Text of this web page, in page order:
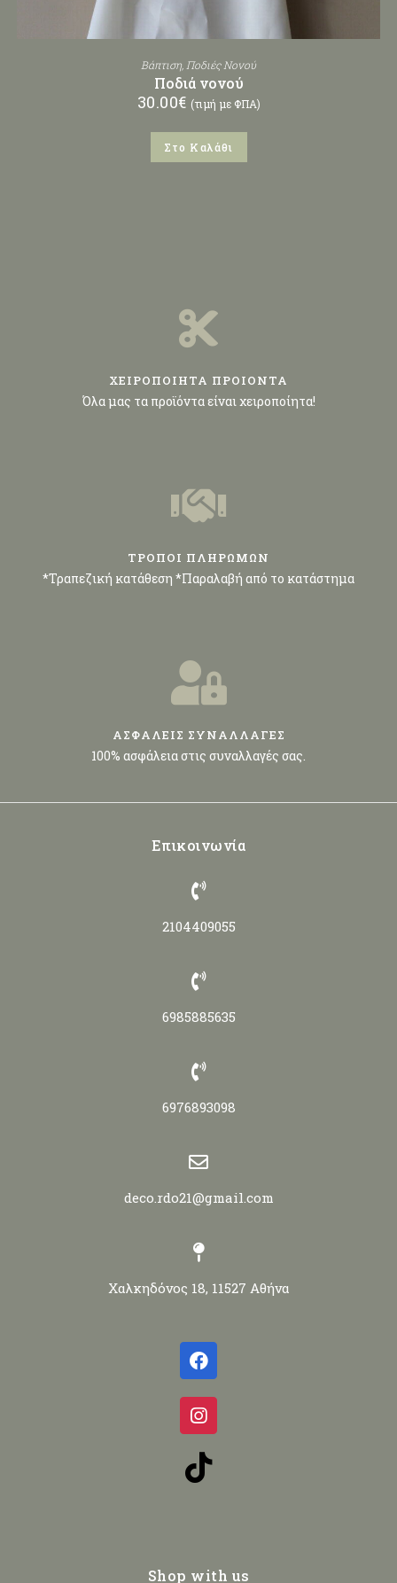
Βάπτιση Ποδιές Νονού
Ποδιά νονού
30.00€ (τιμή με ΦΠΑ)
Στο Καλάθι
ΧΕΙΡΟΠΟΙΗΤΑ ΠΡΟΙΟΝΤΑ
Όλα μας τα προϊόντα είναι χειροποίητα!
ΤΡΟΠΟΙ ΠΛΗΡΩΜΩΝ
*Τραπεζική κατάθεση *Παραλαβή από το κατάστημα
ΑΣΦΑΛΕΙΣ ΣΥΝΑΛΛΑΓΕΣ
100% ασφάλεια στις συναλλαγές σας.
Επικοινωνία
2104409055
6985885635
6976893098
deco.rdo21@gmail.com
Χαλκηδόνος 18, 11527 Αθήνα
Shop with us